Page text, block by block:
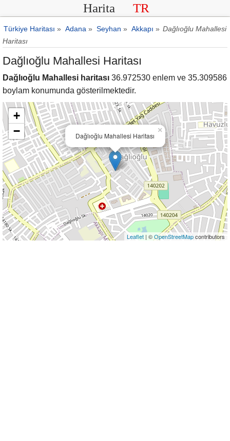
Harita TR
Türkiye Haritası » Adana » Seyhan » Akkapı » Dağlıoğlu Mahallesi
Haritası
Dağlıoğlu Mahallesi Haritası
Dağlıoğlu Mahallesi haritası 36.972530 enlem ve 35.309586
boylam konumunda gösterilmektedir.
Dağlıoğlu Mahallesi Haritası
×
+
−
Leaflet | ©OpenStreetMapcontributors